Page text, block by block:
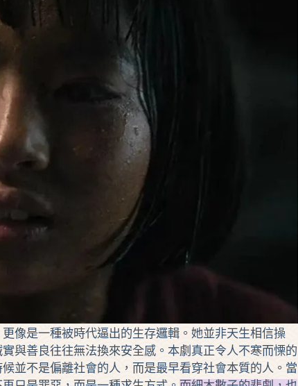
是一種被時代逼出的生存邏輯。她並非天生相信操
與善良往往無法換來安全感。本劇真正令人不寒而慄的
並不是偏離社會的人，而是最早看穿社會本質的人。當